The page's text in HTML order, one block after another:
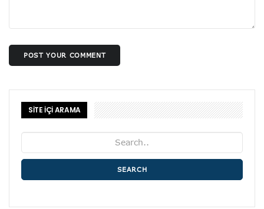
POST YOUR COMMENT
SİTE İÇİ ARAMA
SEARCH